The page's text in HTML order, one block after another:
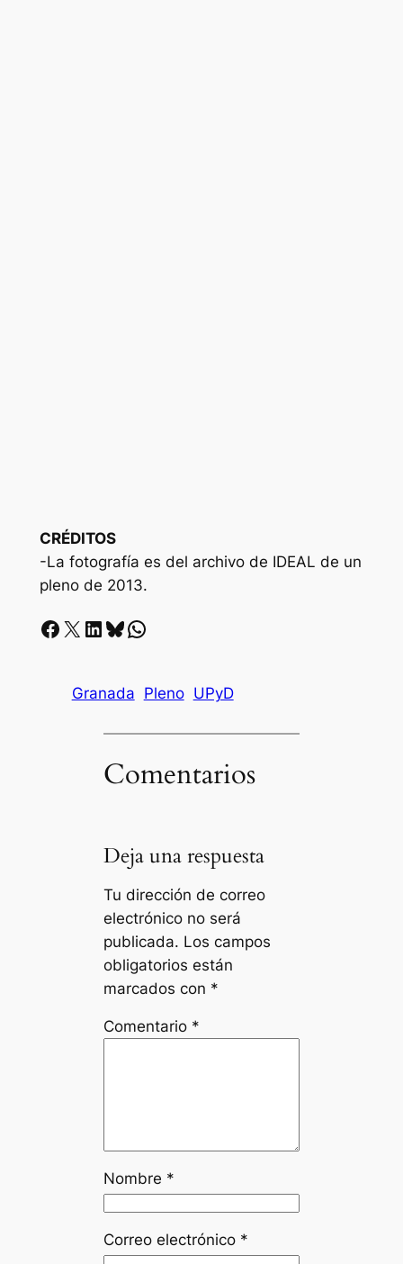
CRÉDITOS
-La fotografía es del archivo de IDEAL de un
pleno de 2013.
Facebook X LinkedIn Bluesky Whatsapp
Granada Pleno UPyD
Comentarios
Deja una respuesta
Tu dirección de correo
electrónico no será
publicada. Los campos
obligatorios están
marcados con *
Comentario *
Nombre *
Correo electrónico *